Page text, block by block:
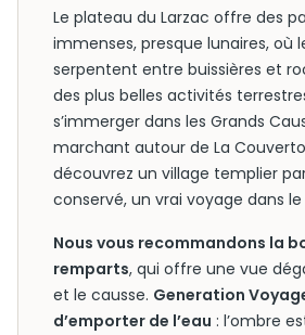
Le plateau du Larzac offre des
immenses, presque lunaires, où
serpentent entre buissières et
des plus belles activités
s’immerger dans les Grands
marchant autour de La
découvrez un village templier
conservé, un vrai voyage dans
Nous vous recommandons la
remparts, qui offre une vue
et le causse. Generation
d’emporter de l’eau : l’ombre